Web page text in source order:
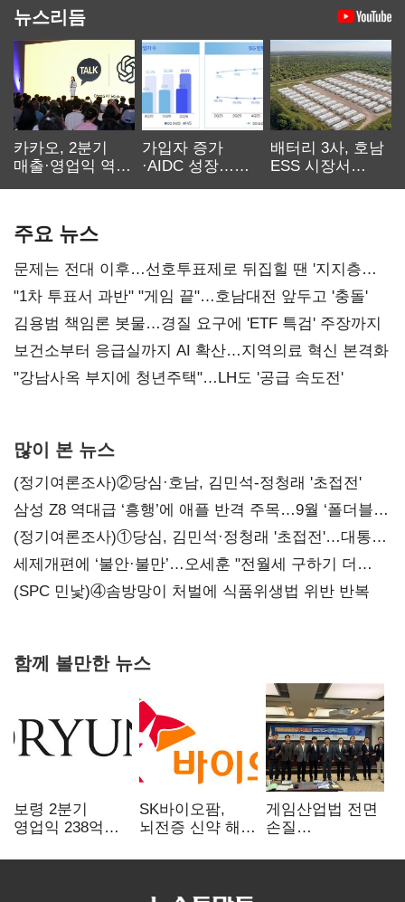
뉴스리듬
카카오, 2분기
매출·영업익 역대
가입자 증가
·AIDC 성장…
배터리 3사, 호남
ESS 시장서
주요 뉴스
문제는 전대 이후…선호투표제로 뒤집힐 땐 '지지층
불복'
"1차 투표서 과반" "게임 끝"…호남대전 앞두고 '충돌'
김용범 책임론 봇물…경질 요구에 'ETF 특검' 주장까지
보건소부터 응급실까지 AI 확산…지역의료 혁신 본격화
"강남사옥 부지에 청년주택"…LH도 '공급 속도전'
많이 본 뉴스
(정기여론조사)②당심·호남, 김민석-정청래 '초접전'
삼성 Z8 역대급 ‘흥행’에 애플 반격 주목…9월 ‘폴더블
대전’
(정기여론조사)①당심, 김민석·정청래 '초접전'…대통령
지지도 '50% 아래로'(종합)
세제개편에 ‘불안·불만’…오세훈 "전월세 구하기 더
힘들어질 것"
(SPC 민낯)④솜방망이 처벌에 식품위생법 위반 반복
함께 볼만한 뉴스
보령 2분기
영업익 238억…
SK바이오팜,
뇌전증 신약 해외
차세대 신약 개발
게임산업법 전면
손질
규제 걷고